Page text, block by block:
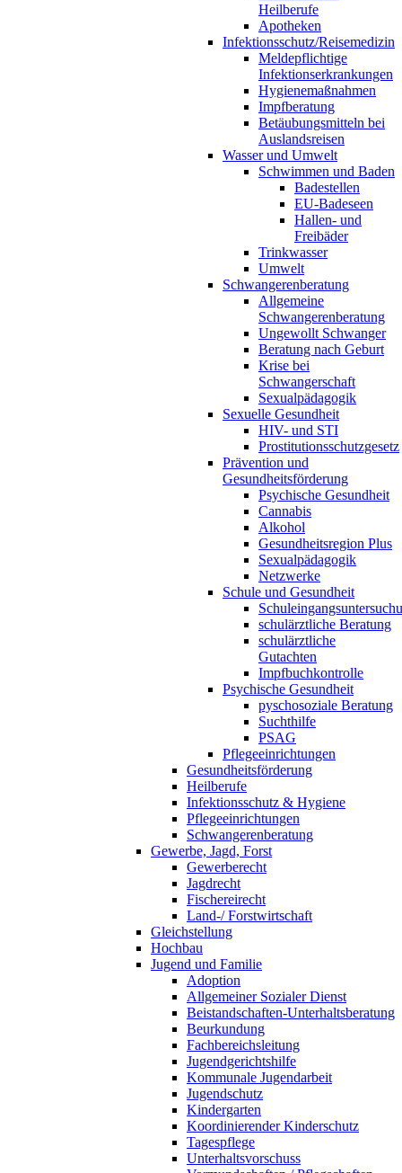
Heilberufe
Apotheken
Infektionsschutz/Reisemedizin
Meldepflichtige
Infektionserkrankungen
Hygienemaßnahmen
Impfberatung
Betäubungsmitteln bei
Auslandsreisen
Wasser und Umwelt
Schwimmen und Baden
Badestellen
EU-Badeseen
Hallen- und
Freibäder
Trinkwasser
Umwelt
Schwangerenberatung
Allgemeine
Schwangerenberatung
Ungewollt Schwanger
Beratung nach Geburt
Krise bei
Schwangerschaft
Sexualpädagogik
Sexuelle Gesundheit
HIV- und STI
Prostitutionsschutzgesetz
Prävention und
Gesundheitsförderung
Psychische Gesundheit
Cannabis
Alkohol
Gesundheitsregion Plus
Sexualpädagogik
Netzwerke
Schule und Gesundheit
schulärztliche Beratung
schulärztliche
Gutachten
Impfbuchkontrolle
Psychische Gesundheit
pyschosoziale Beratung
Suchthilfe
PSAG
Pflegeeinrichtungen
Gesundheitsförderung
Heilberufe
Infektionsschutz & Hygiene
Pflegeeinrichtungen
Schwangerenberatung
Gewerbe, Jagd, Forst
Gewerberecht
Jagdrecht
Fischereirecht
Land-/ Forstwirtschaft
Gleichstellung
Hochbau
Jugend und Familie
Adoption
Allgemeiner Sozialer Dienst
Beistandschaften-Unterhaltsberatung
Beurkundung
Fachbereichsleitung
Jugendgerichtshilfe
Kommunale Jugendarbeit
Jugendschutz
Kindergarten
Koordinierender Kinderschutz
Tagespflege
Unterhaltsvorschuss